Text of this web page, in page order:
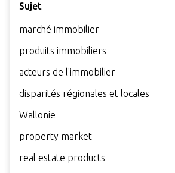
Sujet
marché immobilier
produits immobiliers
acteurs de l'immobilier
disparités régionales et locales
Wallonie
property market
real estate products